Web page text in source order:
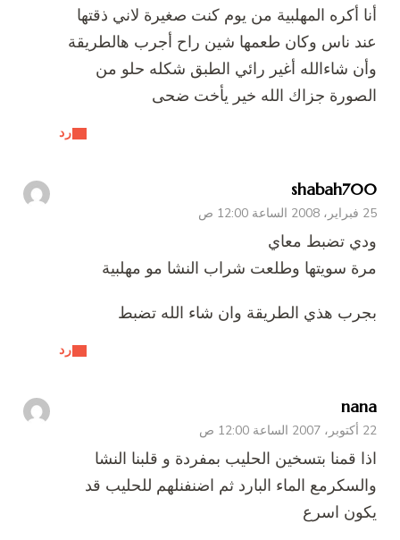
رد
أنا أكره المهلبية من يوم كنت صغيرة لاني ذقتها
عند ناس وكان طعمها شين راح أجرب هالطريقة
وأن شاءالله أغير رائي الطبق شكله حلو من
الصورة جزاك الله خير يأخت ضحى
shabah700
25 فبراير، 2008 الساعة 12:00 ص
رد
ودي تضبط معاي
مرة سويتها وطلعت شراب النشا مو مهلبية
بجرب هذي الطريقة وان شاء الله تضبط
nana
22 أكتوبر، 2007 الساعة 12:00 ص
اذا قمنا بتسخين الحليب بمفردة و قلبنا النشا
والسكرمع الماء البارد ثم اضنفنلهم للحليب قد
يكون اسرع